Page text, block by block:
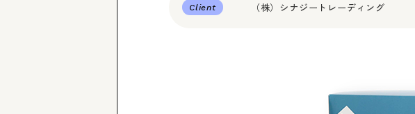
Client （株）シナジートレーディング